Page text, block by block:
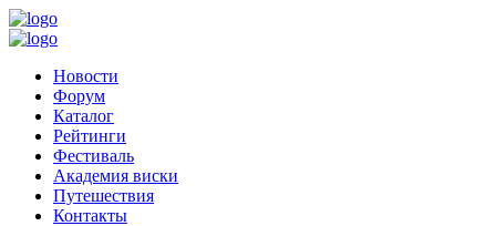
Новости
Форум
Каталог
Рейтинги
Фестиваль
Академия виски
Путешествия
Контакты